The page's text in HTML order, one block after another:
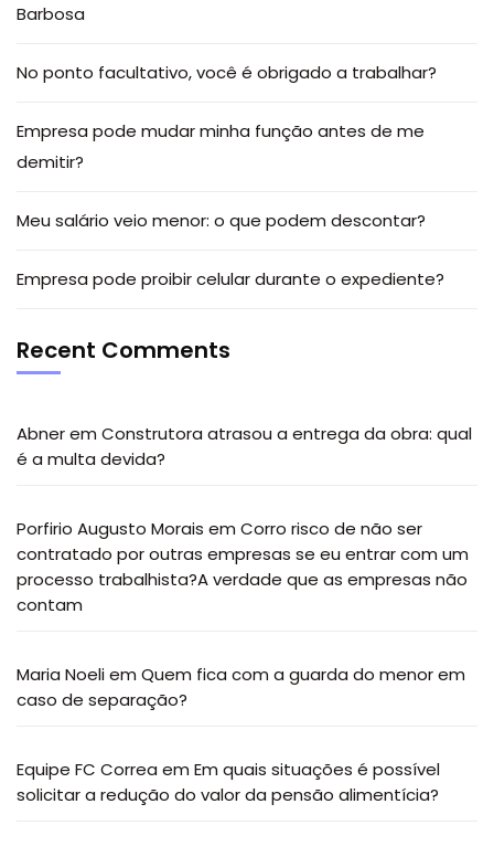
Barbosa
No ponto facultativo, você é obrigado a trabalhar?
Empresa pode mudar minha função antes de me
demitir?
Meu salário veio menor: o que podem descontar?
Empresa pode proibir celular durante o expediente?
Recent Comments
Abnerem Construtora atrasou a entrega da obra: qual
é a multa devida?
Porfirio Augusto Morais em Corro risco de não ser
contratado por outras empresas se eu entrar com um
processo trabalhista?A verdade que as empresas não
contam
Maria Noeliem Quem fica com a guarda do menor em
caso de separação?
Equipe FC Correa em Em quais situações é possível
solicitar a redução do valor da pensão alimentícia?